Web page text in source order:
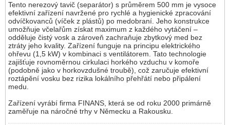
Tento nerezový tavič (separátor) s průměrem 500 mm je vysoce
efektivní zařízení navržené pro rychlé a hygienické zpracování
odvíčkovanců (víček z plástů) po medobraní. Jeho konstrukce
umožňuje včelařům získat maximum z každého vytáčení –
odděluje čistý vosk a zároveň zachraňuje zbytkový med bez
ztráty jeho kvality. Zařízení funguje na principu elektrického
ohřevu (1,5 kW) v kombinaci s ventilátorem. Tato technologie
zajišťuje rovnoměrnou cirkulaci horkého vzduchu v komoře
(podobně jako v horkovzdušné troubě), což zaručuje efektivní
roztápění vosku bez rizika lokálního přehřátí nebo připálení
medu.
Zařízení vyrábí firma FINANS, která se od roku 2000 primárně
zaměřuje na náročné trhy v Německu a Rakousku.